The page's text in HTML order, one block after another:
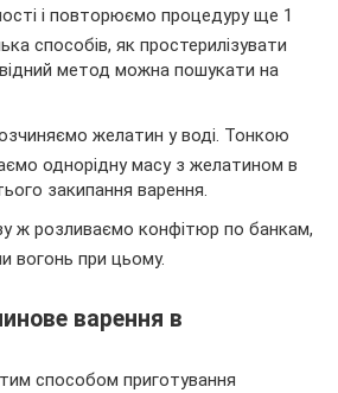
і повторюємо процедуру ще 1
способів, як простерилізувати
метод можна пошукати на
желатин у воді. Тонкою
однорідну масу з желатином в
закипання варення.
ж розливаємо конфітюр по банкам,
вогонь при цьому.
варення в
способом приготування